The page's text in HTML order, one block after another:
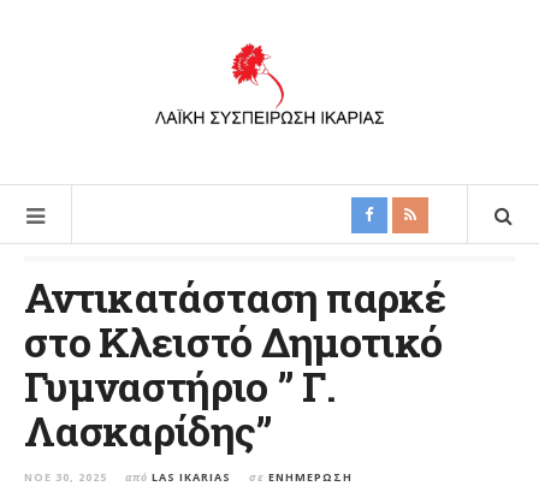
Αντικατάσταση παρκέ
στο Κλειστό Δημοτικό
Γυμναστήριο ” Γ.
Λασκαρίδης”
ΝΟΈ 30, 2025 από LAS IKARIAS σε ΕΝΗΜΈΡΩΣΗ